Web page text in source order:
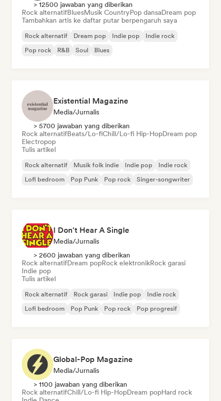
> 12500 jawaban yang diberikan
Rock alternatifBluesMusik CountryPop dansaDream pop
Tambahkan artis ke daftar putar berpengaruh saya
Rock alternatif Dream pop Indie pop
Indie rock
Pop rock
R&B Soul Blues
Existential Magazine
Media/Jurnalis
> 5700 jawaban yang diberikan
Rock alternatifBeats/Lo-fiChill/Lo-fi Hip-HopDream pop
Electropop
Tulis artikel
Rock alternatif Musik folk indie Indie pop
Indie rock
Lofi bedroom
Pop Punk Pop rock Singer-songwriter
I Don't Hear A Single
Media/Jurnalis
> 2600 jawaban yang diberikan
Rock alternatifDream popRock elektronikRock garasi
Indie pop
Tulis artikel
Rock alternatif Rock garasi Indie pop
Indie rock
Lofi bedroom
Pop Punk Pop rock Pop progresif
Global-Pop Magazine
Media/Jurnalis
> 1100 jawaban yang diberikan
Rock alternatifChill/Lo-fi Hip-HopDream popHard rock